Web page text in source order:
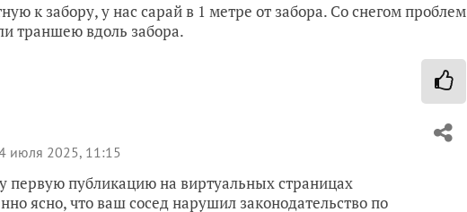
к забору, у нас сарай в 1 метре от забора. Со снегом проблем
траншею вдоль забора.
июля 2025, 11:15
публикацию на виртуальных страницах
ясно, что ваш сосед нарушил законодательство по